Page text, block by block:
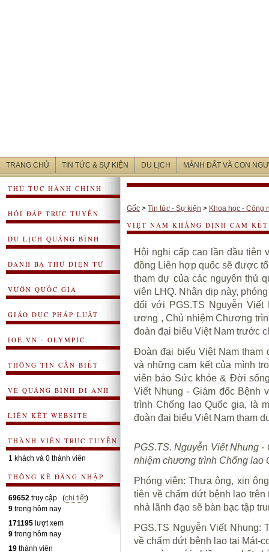
TRANG CHỦ TIN TỨC & SỰ KIỆN DU LỊCH MẢNH ĐẤT VÀ CON
THỦ TỤC HÀNH CHÍNH
HỎI ĐÁP TRỰC TUYẾN
DU LỊCH QUẢNG BÌNH
DANH BẠ THƯ ĐIỆN TỬ
VƯỜN QUỐC GIA
GIÁO DỤC PHÁP LUẬT
IOE.VN - OLYMPIC
THÔNG TIN CẦN BIẾT
VỀ QUẢNG BÌNH ĐI ANH
LIÊN KẾT WEBSITE
THÀNH VIÊN TRỰC TUYẾN
1 khách và 0 thành viên
THÔNG KÊ ĐĂNG NHẬP
69652 truy cập (chi tiết)
9 trong hôm nay
171195 lượt xem
9 trong hôm nay
19 thành viên
Gốc > Tin tức - Sự kiện > Khoa học - Công
VIỆT NAM KHẲNG ĐỊNH CAM
Hội nghị cấp cao lần đầu tiên
đồng Liên hợp quốc sẽ được
tham dự của các nguyên thủ
viên LHQ. Nhân dịp này,
đổi với PGS.TS Nguyễn Viết
ương , Chủ nhiệm Chương
đoàn đại biểu Việt Nam trước
Đoàn đại biểu Việt Nam tham
và những cam kết của mình
viên báo Sức khỏe & Đời
Viết Nhung - Giám đốc Bệnh
trình Chống lao Quốc gia, là
đoàn đại biểu Việt Nam tham
PGS.TS. Nguyễn Viết Nhung
nhiệm chương trình Chống lao
Phóng viên: Thưa ông, xin
tiên về chấm dứt bệnh lao
nhà lãnh đạo sẽ bàn bạc tập
PGS.TS Nguyễn Viết Nhung:
về chấm dứt bệnh lao tại Mát-